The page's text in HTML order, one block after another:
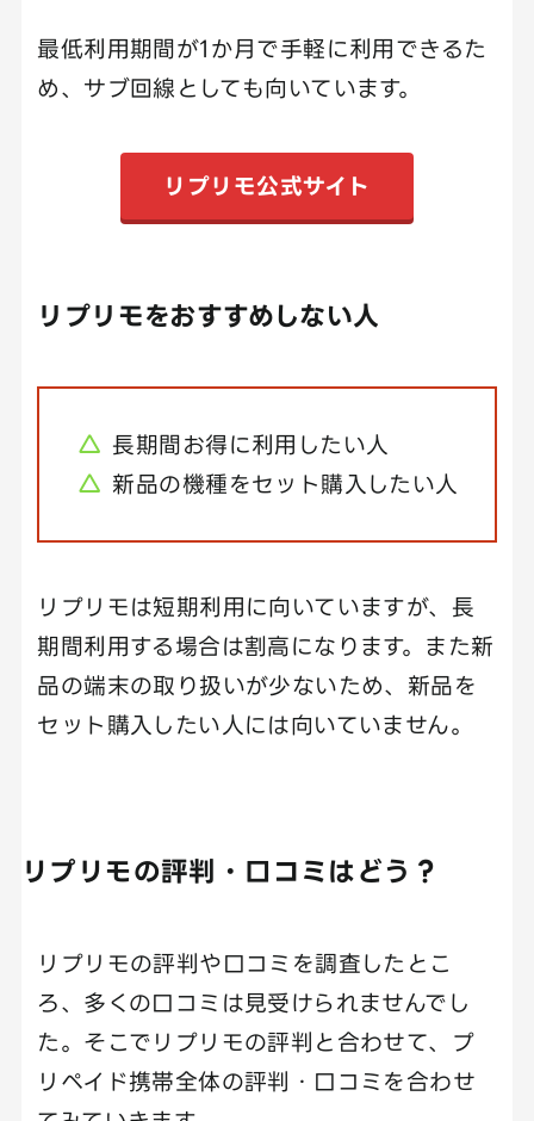
最低利用期間が1か月で手軽に利用できるた
め、サブ回線としても向いています。
リプリモ公式サイト
リプリモをおすすめしない人
長期間お得に利用したい人
新品の機種をセット購入したい人
リプリモは短期利用に向いていますが、長
期間利用する場合は割高になります。また新
品の端末の取り扱いが少ないため、新品を
セット購入したい人には向いていません。
リプリモの評判・口コミはどう？
リプリモの評判や口コミを調査したとこ
ろ、多くの口コミは見受けられませんでし
た。そこでリプリモの評判と合わせて、プ
リペイド携帯全体の評判・口コミを合わせ